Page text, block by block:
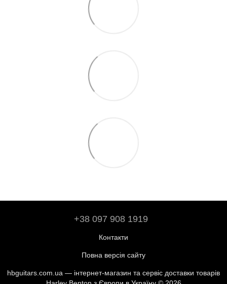
+38 097 908 1919
Контакти
Повна версія сайту
hbguitars.com.ua — інтернет-магазин та сервіс доставки товарів